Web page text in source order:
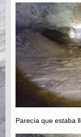
Parecía que estaba